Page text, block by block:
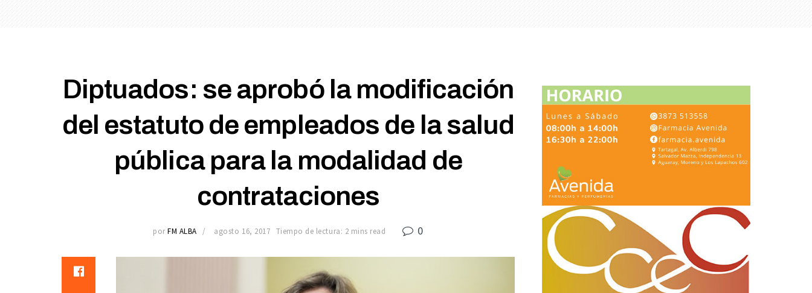
Diptuados: se aprobó la modificación
del estatuto de empleados de la salud
pública para la modalidad de
contrataciones
por FM ALBA agosto 16, 2017 Tiempo de lectura: 2 mins read 0